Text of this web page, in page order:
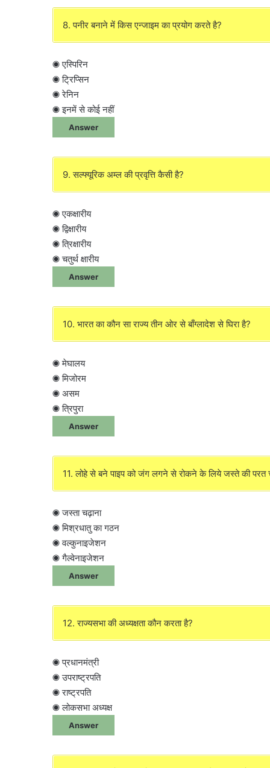
8. पनीर बनाने में किस एन्जाइम का प्रयोग करते है?
◉ एस्पिरिन
◉ ट्रिप्सिन
◉ रेनिन
◉ इनमें से कोई नहीं
Answer
9. सल्फ्यूरिक अम्ल की प्रवृत्ति कैसी है?
◉ एकक्षारीय
◉ द्विक्षारीय
◉ त्रिक्षारीय
◉ चतुर्थ क्षारीय
Answer
10. भारत का कौन सा राज्य तीन ओर से बाँग्लादेश से घिरा है?
◉ मेघालय
◉ मिजोरम
◉ असम
◉ त्रिपुरा
Answer
11. लोहे से बने पाइप को जंग लगने से रोकने के लिये जस्ते की परत
◉ जस्ता चढ़ाना
◉ मिश्रधातु का गठन
◉ वल्कुनाइजेशन
◉ गैल्वेनाइजेशन
Answer
12. राज्यसभा की अध्यक्षता कौन करता है?
◉ प्रधानमंत्री
◉ उपराष्ट्रपति
◉ राष्ट्रपति
◉ लोकसभा अध्यक्ष
Answer